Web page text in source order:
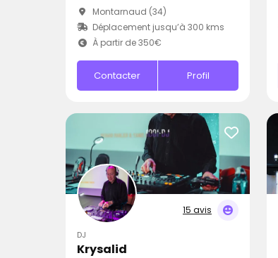
Montarnaud (34)
Déplacement jusqu’à 300 kms
À partir de 350€
Contacter Profil
15 avis
DJ
Krysalid